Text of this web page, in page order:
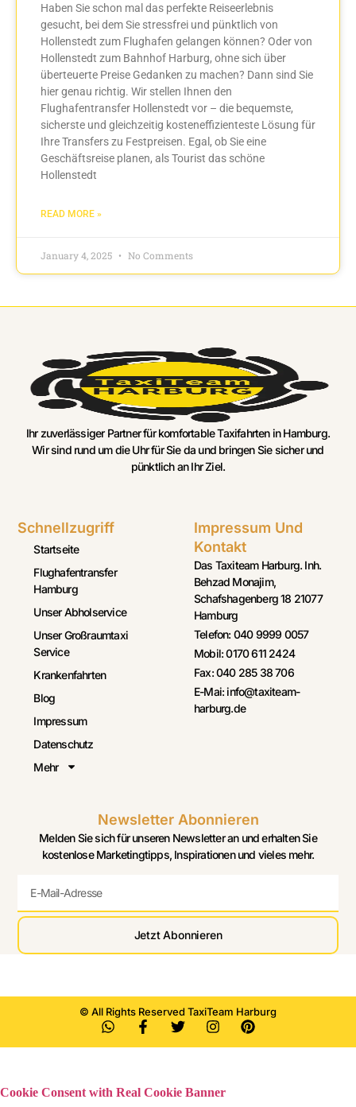
Haben Sie schon mal das perfekte Reiseerlebnis
gesucht, bei dem Sie stressfrei und pünktlich von
Hollenstedt zum Flughafen gelangen können? Oder von
Hollenstedt zum Bahnhof Harburg, ohne sich über
überteuerte Preise Gedanken zu machen? Dann sind Sie
hier genau richtig. Wir stellen Ihnen den
Flughafentransfer Hollenstedt vor – die bequemste,
sicherste und gleichzeitig kosteneffizienteste Lösung für
Ihre Transfers zu Festpreisen. Egal, ob Sie eine
Geschäftsreise planen, als Tourist das schöne
Hollenstedt
READ MORE »
January 4, 2025 No Comments
Ihr zuverlässiger Partner für komfortable Taxifahrten in Hamburg.
Wir sind rund um die Uhr für Sie da und bringen Sie sicher und
pünktlich an Ihr Ziel.
Schnellzugriff
Startseite
Flughafentransfer
Hamburg
Unser Abholservice
Unser Großraumtaxi
Service
Krankenfahrten
Blog
Impressum
Datenschutz
Mehr
Impressum Und
Kontakt
Das Taxiteam Harburg. Inh.
Behzad Monajim,
Schafshagenberg 18 21077
Hamburg
Telefon: 040 9999 0057
Mobil: 0170 611 2424
Fax: 040 285 38 706
E-Mai: info@taxiteam-
harburg.de
Newsletter Abonnieren
Melden Sie sich für unseren Newsletter an und erhalten Sie
kostenlose Marketingtipps, Inspirationen und vieles mehr.
Jetzt Abonnieren
© All Rights Reserved TaxiTeam Harburg
Cookie Consent with Real Cookie Banner